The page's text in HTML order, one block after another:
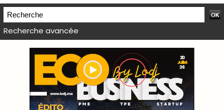
Recherche avancée
WEB TV LODJ24 : Youtube, kick et twitch
Plein écran